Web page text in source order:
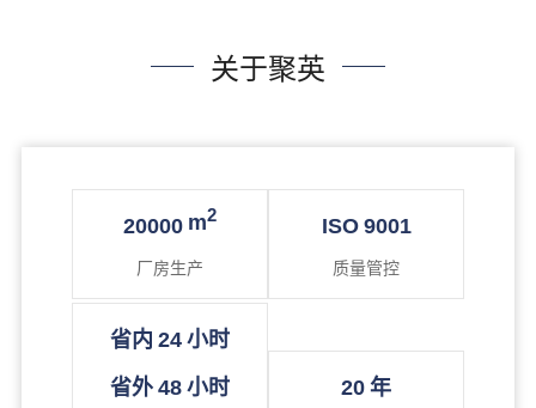
关于聚英
20000 m2
厂房生产
ISO 9001
质量管控
省内 24 小时
省外 48 小时 20 年